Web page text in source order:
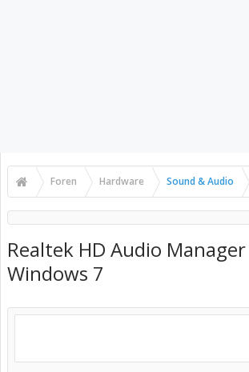
Foren Hardware Sound & Audio
Realtek HD Audio
Windows 7